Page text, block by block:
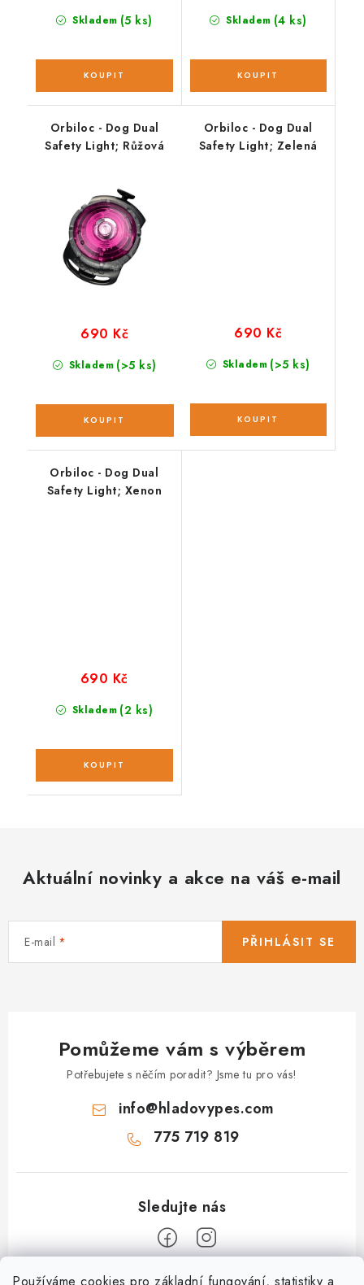
Skladem (5 ks) Skladem (4 ks)
Orbiloc - Dog Dual
Safety Light; Růžová
Skladem (>5 ks)
690 Kč
Orbiloc - Dog Dual
Safety Light; Zelená
Skladem (>5 ks)
690 Kč
Orbiloc - Dog Dual
Safety Light; Xenon
Skladem (2 ks)
690 Kč
Aktuální novinky a akce na váš e-mail
E-mail PŘIHLÁSIT SE
Pomůžeme vám s výběrem
Potřebujete s něčím poradit? Jsme tu pro vás!
info@hladovypes.com
775 719 819